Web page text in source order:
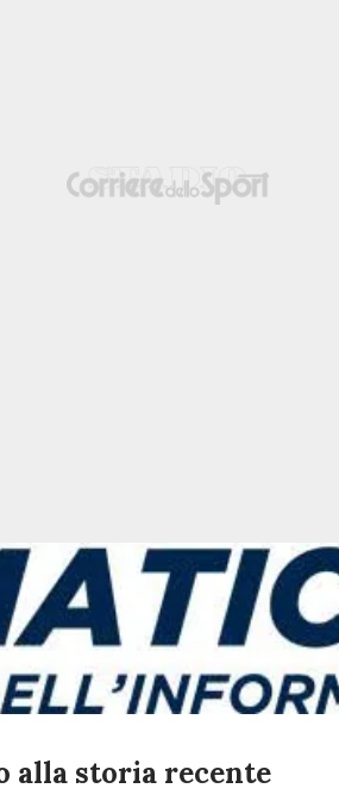
alla storia recente